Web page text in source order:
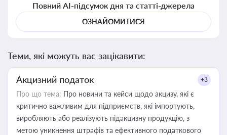
Повний AI-підсумок дня та статті-джерела
ОЗНАЙОМИТИСЯ
Теми, які можуть вас зацікавити:
Акцизний податок +3
Про що тема: Про новини та кейси щодо акцизу, які є
критично важливим для підприємств, які імпортують,
виробляють або реалізують підакцизну продукцію, з
метою уникнення штрафів та ефективного податкового